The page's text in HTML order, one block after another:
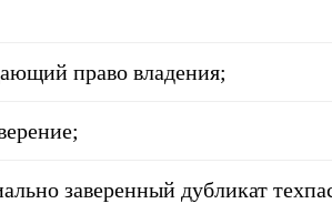
право владения;
заверенный дубликат